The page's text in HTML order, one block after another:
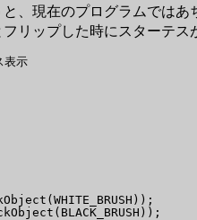
、現在のプログラムではあ
リップした時にスターテ
示